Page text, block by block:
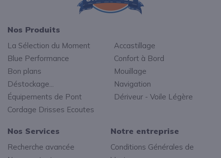
Nos Services
Recherche avancée
Notre entreprise
Conditions Générales de
Nos Produits
La Sélection du Moment
Blue Performance
Bon plans
Déstockage...
Équipements de Pont
Cordage Drisses Ecoutes
Accastillage
Confort à Bord
Mouillage
Navigation
Dériveur - Voile Légère